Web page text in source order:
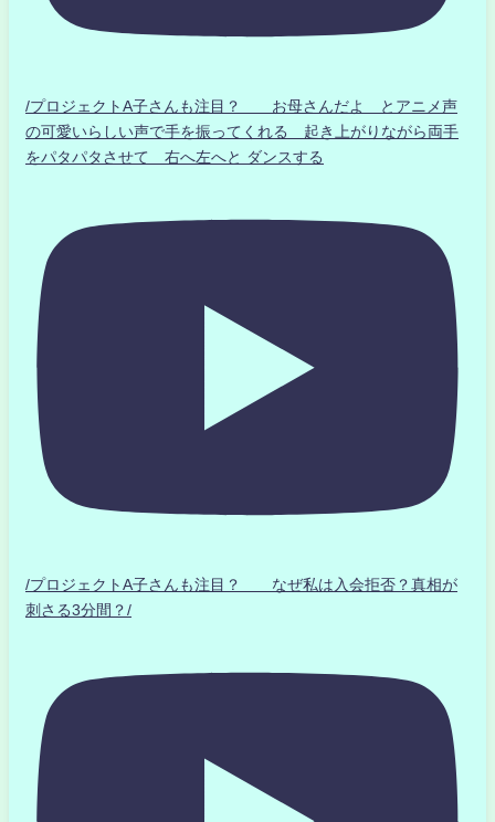
/プロジェクトA子さんも注目？ お母さんだよ とアニメ声
の可愛いらしい声で手を振ってくれる 起き上がりながら両手
をパタパタさせて 右へ左へと ダンスする
/プロジェクトA子さんも注目？ なぜ私は入会拒否？真相が
刺さる3分間？/